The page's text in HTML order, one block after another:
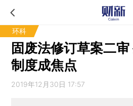
环科
固废法修订草案二
制度成焦点
2019年12月30日 17:57